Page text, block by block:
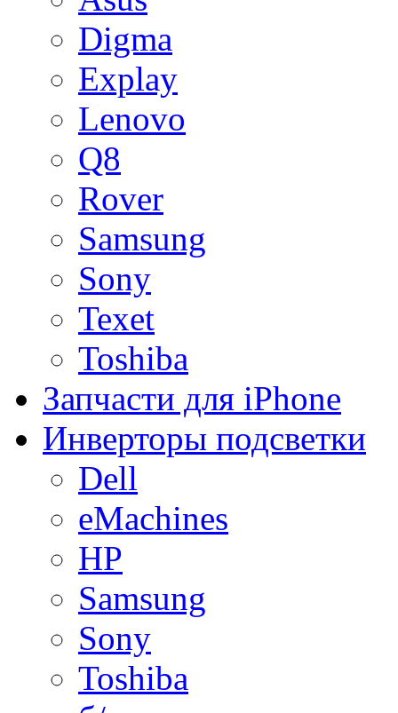
Digma
Explay
Lenovo
Q8
Rover
Samsung
Sony
Texet
Toshiba
Запчасти для iPhone
Инверторы подсветки
Dell
eMachines
HP
Samsung
Sony
Toshiba